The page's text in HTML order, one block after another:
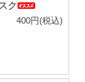
ク
400円(税込)